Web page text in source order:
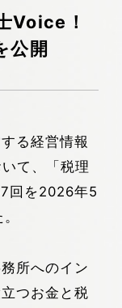
Voice！
公開
る経営情報
て、「税理
回を2026年5
所へのイン
つお金と税